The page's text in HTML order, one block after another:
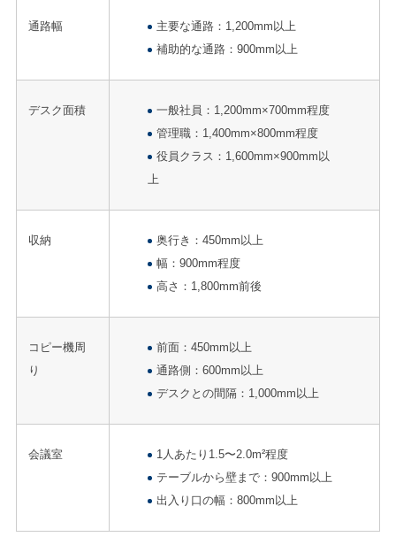
通路幅
主要な通路：1,200mm以上
補助的な通路：900mm以上
デスク面積
一般社員：1,200mm×700mm程度
管理職：1,400mm×800mm程度
役員クラス：1,600mm×900mm以
上
収納
奥行き：450mm以上
幅：900mm程度
高さ：1,800mm前後
コピー機周
り
前面：450mm以上
通路側：600mm以上
デスクとの間隔：1,000mm以上
会議室
1人あたり1.5〜2.0m²程度
テーブルから壁まで：900mm以上
出入り口の幅：800mm以上